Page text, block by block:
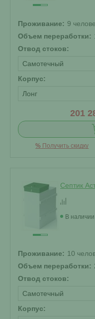
Проживание: 9
Объем переработки:
Отвод стоков:
Самотечный
Корпус:
Лонг
201
% Получить скидку
Септик
В наличии
Проживание: 10
Объем переработки:
Отвод стоков:
Самотечный
Корпус: